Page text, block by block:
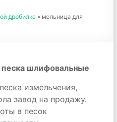
дробилке» мельница для
шлифовальные
измельчения,
завод на продажу.
в песок